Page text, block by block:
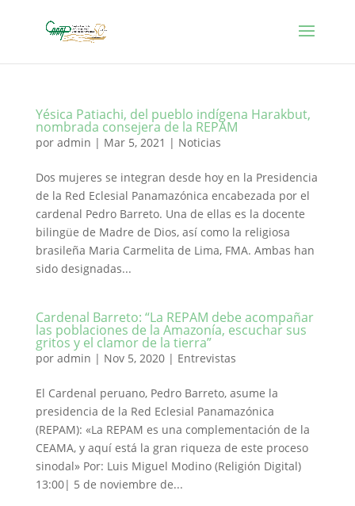
Yésica Patiachi, del pueblo indígena Harakbut,
nombrada consejera de la REPAM
por admin | Mar 5, 2021 | Noticias
Dos mujeres se integran desde hoy en la Presidencia
de la Red Eclesial Panamazónica encabezada por el
cardenal Pedro Barreto. Una de ellas es la docente
bilingüe de Madre de Dios, así como la religiosa
brasileña Maria Carmelita de Lima, FMA. Ambas han
sido designadas...
Cardenal Barreto: “La REPAM debe acompañar
las poblaciones de la Amazonía, escuchar sus
gritos y el clamor de la tierra”
por admin | Nov 5, 2020| Entrevistas
El Cardenal peruano, Pedro Barreto, asume la
presidencia de la Red Eclesial Panamazónica
(REPAM): «La REPAM es una complementación de la
CEAMA, y aquí está la gran riqueza de este proceso
sinodal» Por: Luis Miguel Modino (Religión Digital)
13:00| 5 de noviembre de...